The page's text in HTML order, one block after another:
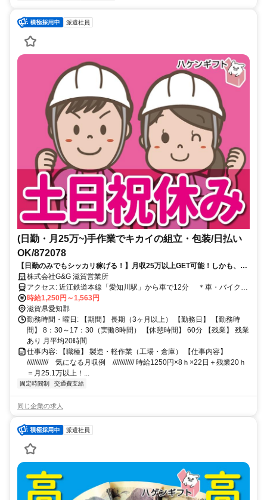
派遣社員
(日勤・月25万~)手作業でキカイの組立・包装/日払い
OK/872078
【日勤のみでもシッカリ稼げる！】月収25万以上GET可能！しかも、う
れしい土日祝休み～＊
株式会社G&G 滋賀営業所
アクセス: 近江鉄道本線「愛知川駅」から車で12分 ＊車・バイク・
自転車通勤OK ＊無料駐車場完備 車通勤OK,バイク通勤OK
時給1,250円～1,563円
滋賀県愛知郡
勤務時間・曜日: 【期間】 長期（3ヶ月以上） 【勤務日】 【勤務時
間】 8：30～17：30（実働8時間） 【休憩時間】 60分 【残業】 残業
あり 月平均20時間
仕事内容: 【職種】 製造・軽作業（工場・倉庫） 【仕事内容】
//////////// 気になる月収例 //////////// 時給1250円×8ｈ×22日＋残業20ｈ
＝月25.1万以上！...
固定時間制 交通費支給
同じ企業の求人
派遣社員